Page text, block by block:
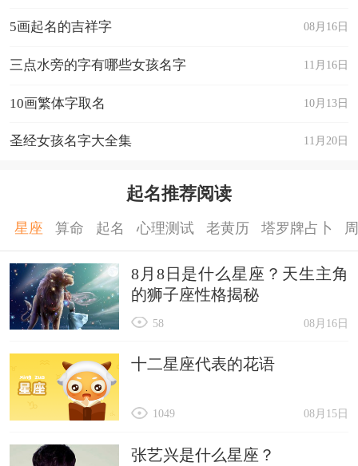
08月16日
5画起名的吉祥字
11月16日
三点水旁的字有哪些女孩名字
10月13日
10画繁体字取名
11月20日
圣经女孩名字大全集
起名推荐阅读
星座 算命 起名 心理测试 老黄历 塔罗牌占卜
8月8日是什么星座？天生主角
的狮子座性格揭秘
08月16日
58
十二星座代表的花语
08月15日
1049
张艺兴是什么星座？